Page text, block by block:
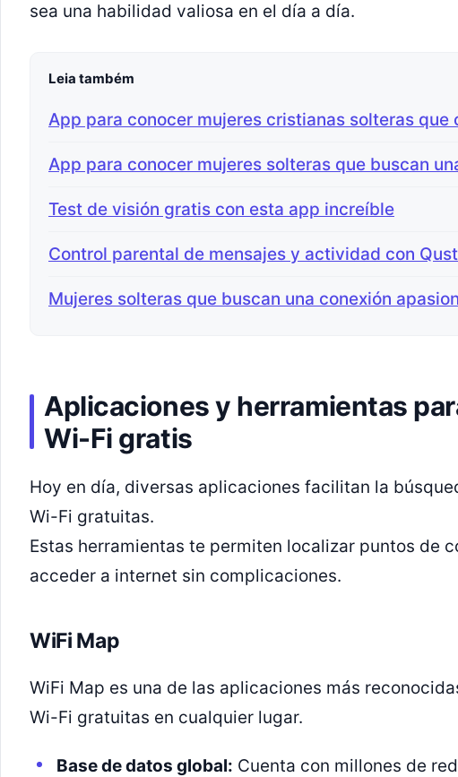
sea una habilidad valiosa en el día a día.
Leia também
App para conocer mujeres cristianas solteras que
App para conocer mujeres solteras que buscan
Test de visión gratis con esta app increíble
Control parental de mensajes y actividad con
Mujeres solteras que buscan una conexión
Aplicaciones y herramientas
Wi-Fi gratis
Hoy en día, diversas aplicaciones facilitan la
Wi-Fi gratuitas.
Estas herramientas te permiten localizar puntos de
acceder a internet sin complicaciones.
WiFi Map
WiFi Map es una de las aplicaciones más
Wi-Fi gratuitas en cualquier lugar.
Base de datos global: Cuenta con millones de